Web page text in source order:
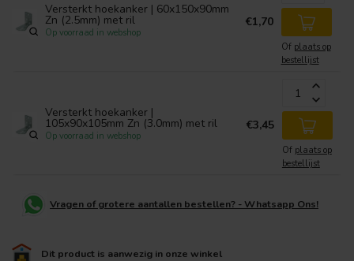
Versterkt hoekanker | 60x150x90mm
Zn (2.5mm) met ril
Op voorraad in webshop
€1,70
Of plaats op
bestellijst
Versterkt hoekanker |
105x90x105mm Zn (3.0mm) met ril
Op voorraad in webshop
€3,45
Of plaats op
bestellijst
Vragen of grotere aantallen bestellen? - Whatsapp Ons!
Dit product is aanwezig in onze winkel